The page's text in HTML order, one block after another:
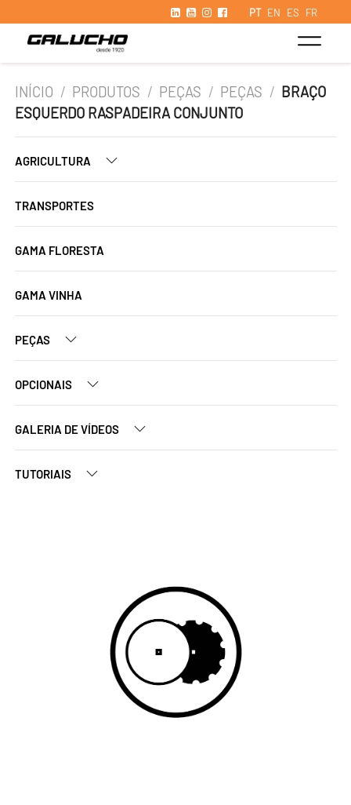
PT EN ES FR
INÍCIO / PRODUTOS / PEÇAS / PEÇAS / BRAÇO
ESQUERDO RASPADEIRA CONJUNTO
AGRICULTURA
TRANSPORTES
GAMA FLORESTA
GAMA VINHA
PEÇAS
OPCIONAIS
GALERIA DE VÍDEOS
TUTORIAIS